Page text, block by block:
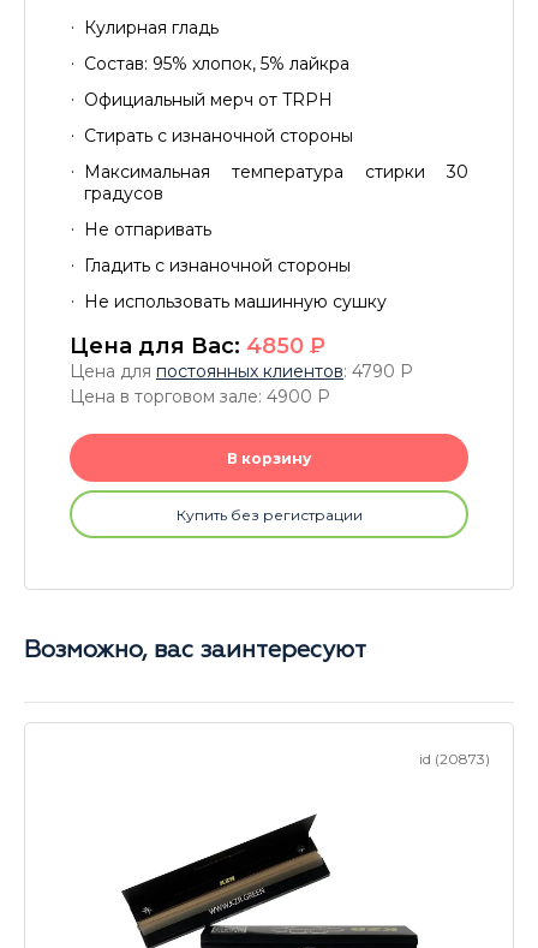
Кулирная гладь
Состав: 95% хлопок, 5% лайкра
Официальный мерч от TRPH
Стирать с изнаночной стороны
Максимальная температура стирки 30
градусов
Не отпаривать
Гладить с изнаночной стороны
Не использовать машинную сушку
Цена для Вас: 4850 P
Цена для постоянных клиентов: 4790 P
Цена в торговом зале: 4900 P
В корзину
Купить без регистрации
Возможно, вас заинтересуют
id (20873)